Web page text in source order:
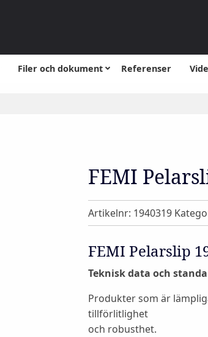
Filer och dokument Referenser
FEMI
Artikelnr: 1940319
FEMI Pelarslip
Teknisk data och
Produkter som är
tillförlitlighet
och robusthet.